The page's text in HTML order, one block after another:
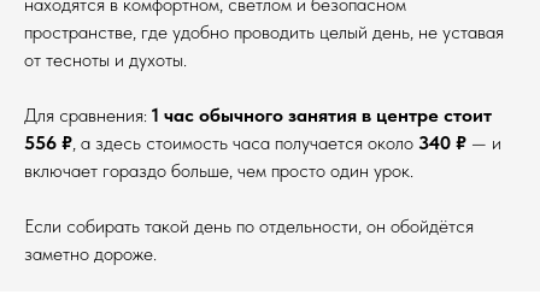
пространстве, где удобно проводить целый день, не уставая
от тесноты и духоты.
Для сравнения: 1 час обычного занятия в центре стоит
556 ₽, а здесь стоимость часа получается около 340 ₽ — и
включает гораздо больше, чем просто один урок.
Если собирать такой день по отдельности, он обойдётся
заметно дороже.